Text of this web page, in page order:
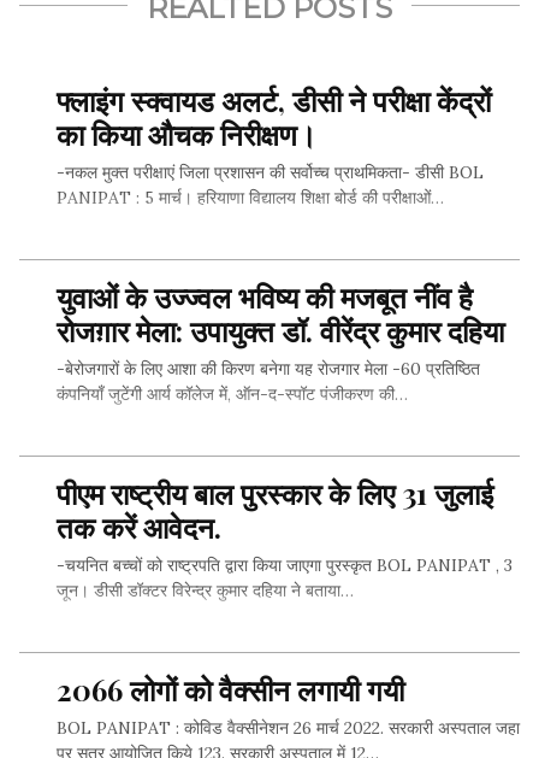
REALTED POSTS
फ्लाइंग स्क्वायड अलर्ट, डीसी ने परीक्षा केंद्रों
का किया औचक निरीक्षण।
-नकल मुक्त परीक्षाएं जिला प्रशासन की सर्वोच्च प्राथमिकता- डीसी BOL
PANIPAT : 5 मार्च। हरियाणा विद्यालय शिक्षा बोर्ड की परीक्षाओं…
SHARE THIS...
युवाओं के उज्ज्वल भविष्य की मजबूत नींव है
रोजग़ार मेला: उपायुक्त डॉ. वीरेंद्र कुमार दहिया
-बेरोजगारों के लिए आशा की किरण बनेगा यह रोजगार मेला -60 प्रतिष्ठित
कंपनियाँ जुटेंगी आर्य कॉलेज में, ऑन-द-स्पॉट पंजीकरण की…
SHARE THIS...
पीएम राष्ट्रीय बाल पुरस्कार के लिए 31 जुलाई
तक करें आवेदन.
-चयनित बच्चों को राष्ट्रपति द्वारा किया जाएगा पुरस्कृत BOL PANIPAT , 3
जून। डीसी डॉक्टर विरेन्द्र कुमार दहिया ने बताया…
SHARE THIS...
2066 लोगों को वैक्सीन लगायी गयी
BOL PANIPAT : कोविड वैक्सीनेशन 26 मार्च 2022. सरकारी अस्पताल जहा
पर सत्र आयोजित किये 123. सरकारी अस्पताल में 12…